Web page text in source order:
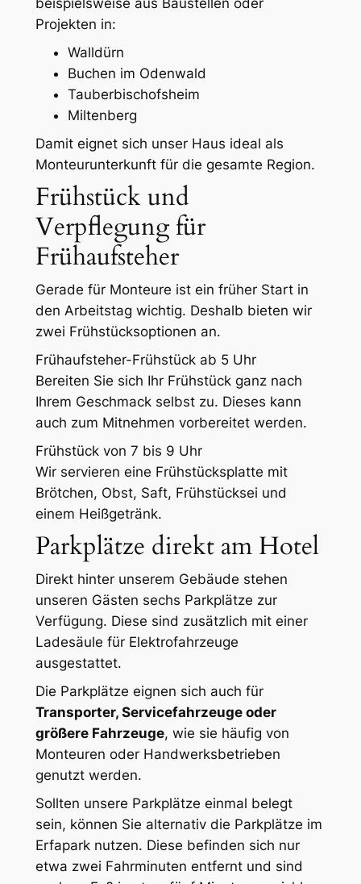
beispielsweise aus Baustellen oder
Projekten in:
Walldürn
Buchen im Odenwald
Tauberbischofsheim
Miltenberg
Damit eignet sich unser Haus ideal als
Monteurunterkunft für die gesamte Region.
Frühstück und
Verpflegung für
Frühaufsteher
Gerade für Monteure ist ein früher Start in
den Arbeitstag wichtig. Deshalb bieten wir
zwei Frühstücksoptionen an.
Frühaufsteher-Frühstück ab 5 Uhr
Bereiten Sie sich Ihr Frühstück ganz nach
Ihrem Geschmack selbst zu. Dieses kann
auch zum Mitnehmen vorbereitet werden.
Frühstück von 7 bis 9 Uhr
Wir servieren eine Frühstücksplatte mit
Brötchen, Obst, Saft, Frühstücksei und
einem Heißgetränk.
Parkplätze direkt am Hotel
Direkt hinter unserem Gebäude stehen
unseren Gästen sechs Parkplätze zur
Verfügung. Diese sind zusätzlich mit einer
Ladesäule für Elektrofahrzeuge
ausgestattet.
Die Parkplätze eignen sich auch für
Transporter, Servicefahrzeuge oder
größere Fahrzeuge, wie sie häufig von
Monteuren oder Handwerksbetrieben
genutzt werden.
Sollten unsere Parkplätze einmal belegt
sein, können Sie alternativ die Parkplätze im
Erfapark nutzen. Diese befinden sich nur
etwa zwei Fahrminuten entfernt und sind